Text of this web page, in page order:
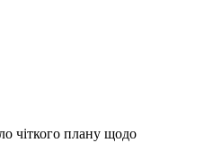
чіткого плану щодо